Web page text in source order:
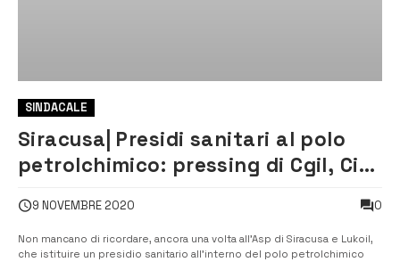
SINDACALE
Siracusa| Presidi sanitari al polo
petrolchimico: pressing di Cgil, Cisl
9 NOVEMBRE 2020 0
Non mancano di ricordare, ancora una volta all’Asp di Siracusa e Lukoil,
che istituire un presidio sanitario all’interno del polo petrolchimico